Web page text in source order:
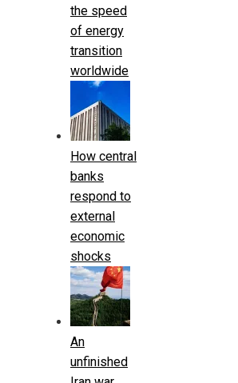
the speed
of energy
transition
worldwide
How central
banks
respond to
external
economic
shocks
An
unfinished